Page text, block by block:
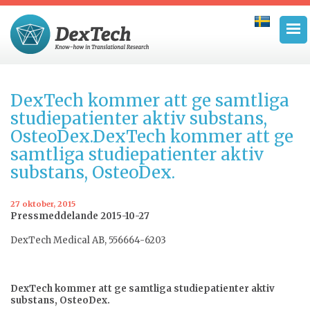
DexTech kommer att ge samtliga
studiepatienter aktiv substans,
OsteoDex.DexTech kommer att ge
samtliga studiepatienter aktiv
substans, OsteoDex.
27 oktober, 2015
Pressmeddelande 2015-10-27
DexTech Medical AB, 556664-6203
DexTech kommer att ge samtliga studiepatienter aktiv
substans, OsteoDex.